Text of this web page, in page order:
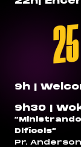
9h30 |
Difíceis”
Pr. Anderson
9h |